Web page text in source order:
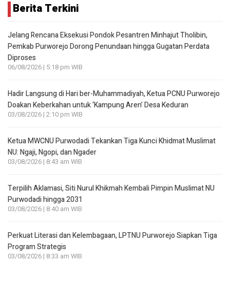
Berita Terkini
Jelang Rencana Eksekusi Pondok Pesantren Minhajut Tholibin,
Pemkab Purworejo Dorong Penundaan hingga Gugatan Perdata
Diproses
06/08/2026 | 5:18 pm WIB
Hadir Langsung di Hari ber-Muhammadiyah, Ketua PCNU Purworejo
Doakan Keberkahan untuk ‘Kampung Aren’ Desa Keduran
03/08/2026 | 2:10 pm WIB
Ketua MWCNU Purwodadi Tekankan Tiga Kunci Khidmat Muslimat
NU: Ngaji, Ngopi, dan Ngader
03/08/2026 | 8:43 am WIB
Terpilih Aklamasi, Siti Nurul Khikmah Kembali Pimpin Muslimat NU
Purwodadi hingga 2031
03/08/2026 | 8:40 am WIB
Perkuat Literasi dan Kelembagaan, LPTNU Purworejo Siapkan Tiga
Program Strategis
03/08/2026 | 8:33 am WIB